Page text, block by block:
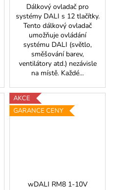
Dálkový ovladač pro
systémy DALI s 12 tlačítky.
Tento dálkový ovladač
umožňuje ovládání
systému DALI (světlo,
směšování barev,
ventilátory atd.) nezávisle
na místě. Každé...
AKCE
GARANCE CENY
wDALI RM8 1-10V